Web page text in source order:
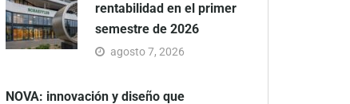
rentabilidad en el primer
semestre de 2026
agosto 7, 2026
NOVA: innovación y diseño que